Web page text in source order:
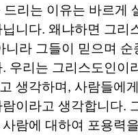
드리는 이유는 바르게
니다. 왜냐하면 그리
니라 그들이 믿으며
. 우리는 그리스도인이
생각하며 , 사람들에
이라고 생각합니다.
람에 대하여 포용력